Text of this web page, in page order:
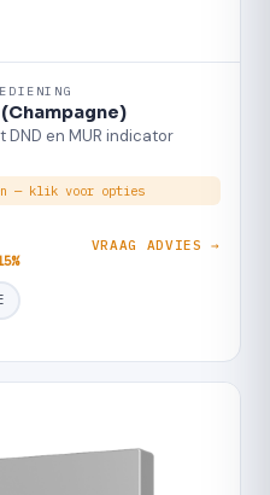
DND en MUR indicator
— klik voor opties
VRAAG ADVIES →